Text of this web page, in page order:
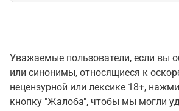
Уважаемые пользователи, если вы
или синонимы, относящиеся к
нецензурной или лексике 18+,
кнопку "Жалоба", чтобы мы могли